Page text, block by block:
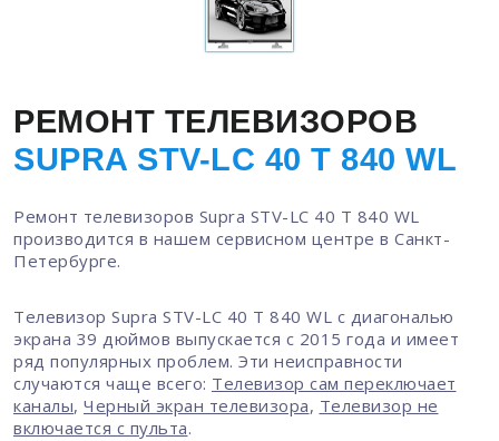
РЕМОНТ ТЕЛЕВИЗОРОВ
SUPRA STV-LC 40 T 840 WL
Ремонт телевизоров Supra STV-LC 40 T 840 WL
производится в нашем сервисном центре в Санкт-
Петербурге.
Телевизор Supra STV-LC 40 T 840 WL с диагональю
экрана 39 дюймов выпускается с 2015 года и имеет
ряд популярных проблем. Эти неисправности
случаются чаще всего: Телевизор сам переключает
каналы, Черный экран телевизора, Телевизор не
включается с пульта.